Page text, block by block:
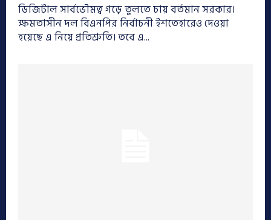
ডিজিটাল সার্বভৌমত্ব গড়ে তুলতে চায় বর্তমান সরকার।
ক্ষমতাসীন দল বিএনপির নির্বাচনী ইশতেহারেও দেওয়া
হয়েছে এ নিয়ে প্রতিশ্রুতি। তবে এ...